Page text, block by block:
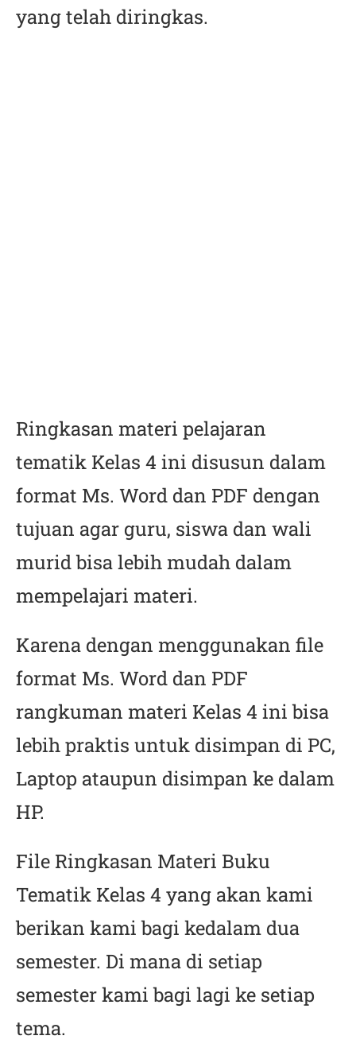
yang telah diringkas.
Ringkasan materi pelajaran
tematik Kelas 4 ini disusun dalam
format Ms. Word dan PDF dengan
tujuan agar guru, siswa dan wali
murid bisa lebih mudah dalam
mempelajari materi.
Karena dengan menggunakan file
format Ms. Word dan PDF
rangkuman materi Kelas 4 ini bisa
lebih praktis untuk disimpan di PC,
Laptop ataupun disimpan ke dalam
HP.
File Ringkasan Materi Buku
Tematik Kelas 4 yang akan kami
berikan kami bagi kedalam dua
semester. Di mana di setiap
semester kami bagi lagi ke setiap
tema.